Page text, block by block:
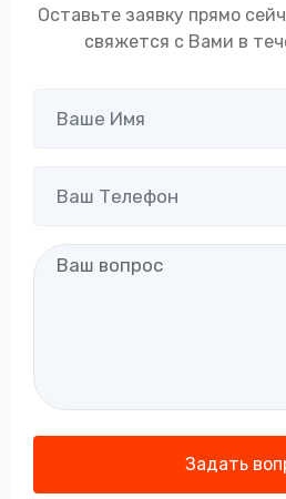
Оставьте заявку прямо
свяжется с Вами в